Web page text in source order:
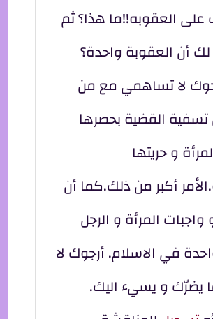
على العقوبه!!ما هذا؟ ثم
أن العقوبة واحدة؟
لا تساهمي مع من
تسفية القضية بحصرها
و حريتها
أكبر من ذلك.كما أن
المرأة و الرجل
في الاسلام. أرجوك لا
يضرّك و يسيء اليك.